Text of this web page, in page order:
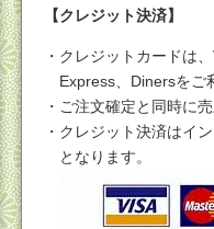
【クレジット決済】
クレジットカードは
Express、Dinersをご
ご注文確定と同時に
クレジット決済はイ
となります。